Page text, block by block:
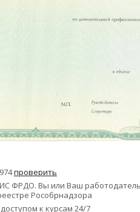
проверить
ФРДО. Вы или Ваш
Рособрнадзора
к курсам 24/7